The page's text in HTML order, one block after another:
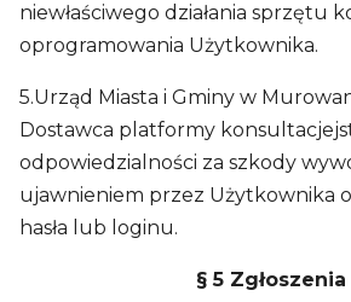
niewłaściwego działania sprzętu
oprogramowania Użytkownika.
5.Urząd Miasta i Gminy w
Dostawca platformy
odpowiedzialności za szkody
ujawnieniem przez Użytkownika
hasła lub loginu.
§ 5 Zgłoszenia